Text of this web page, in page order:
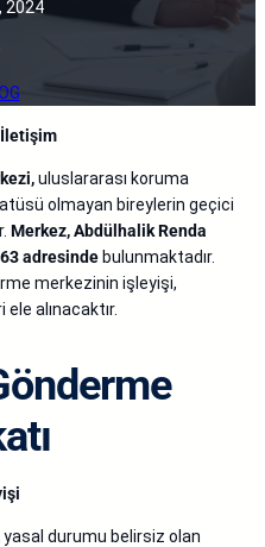
2024
İletişim
uluslararası koruma
olmayan bireylerin geçici
Merkez, Abdülhalik Renda
adresinde bulunmaktadır.
merkezinin işleyişi,
alınacaktır.
yasal durumu belirsiz olan